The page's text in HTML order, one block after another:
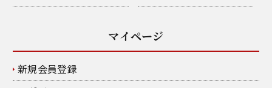
マイページ
新規会員登録